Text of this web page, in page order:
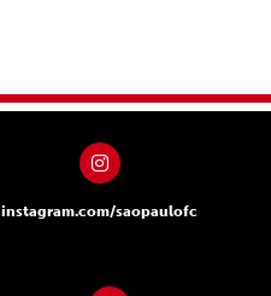
instagram.com/saopaulofc